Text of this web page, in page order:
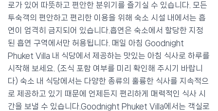
로가 있어 따뜻하고 편안한 분위기를 즐기실 수 있습니다. 모든
투숙객의 편안하고 편리한 이용을 위해 숙소 시설 내에서는 흡
연이 엄격히 금지되어 있습니다.흡연은 숙소에서 할당한 지정
된 흡연 구역에서만 허용됩니다. 매일 아침 Goodnight
Phuket Villa 내 식당에서 제공하는 맛있는 아침 식사로 하루를
시작해 보세요. (조식 포함 여부를 미리 확인해 주시기 바랍니
다) 숙소 내 식당에서는 다양한 종류의 훌륭한 식사를 지속적으
로 제공하고 있기 때문에 언제든지 편리하게 매력적인 식사 시
간을 보낼 수 있습니다.Goodnight Phuket Villa에서는 객실로